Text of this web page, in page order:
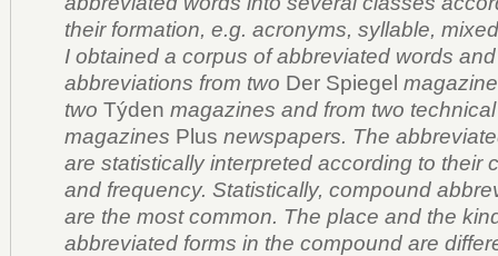
their formation, e.g. acronyms, syllable,
I obtained a corpus of abbreviated words and
abbreviations from two Der Spiegel
two Týden magazines and from two technical
magazines Plus newspapers. The
are statistically interpreted according to their
and frequency. Statistically, compound
are the most common. The place and the
abbreviated forms in the compound are